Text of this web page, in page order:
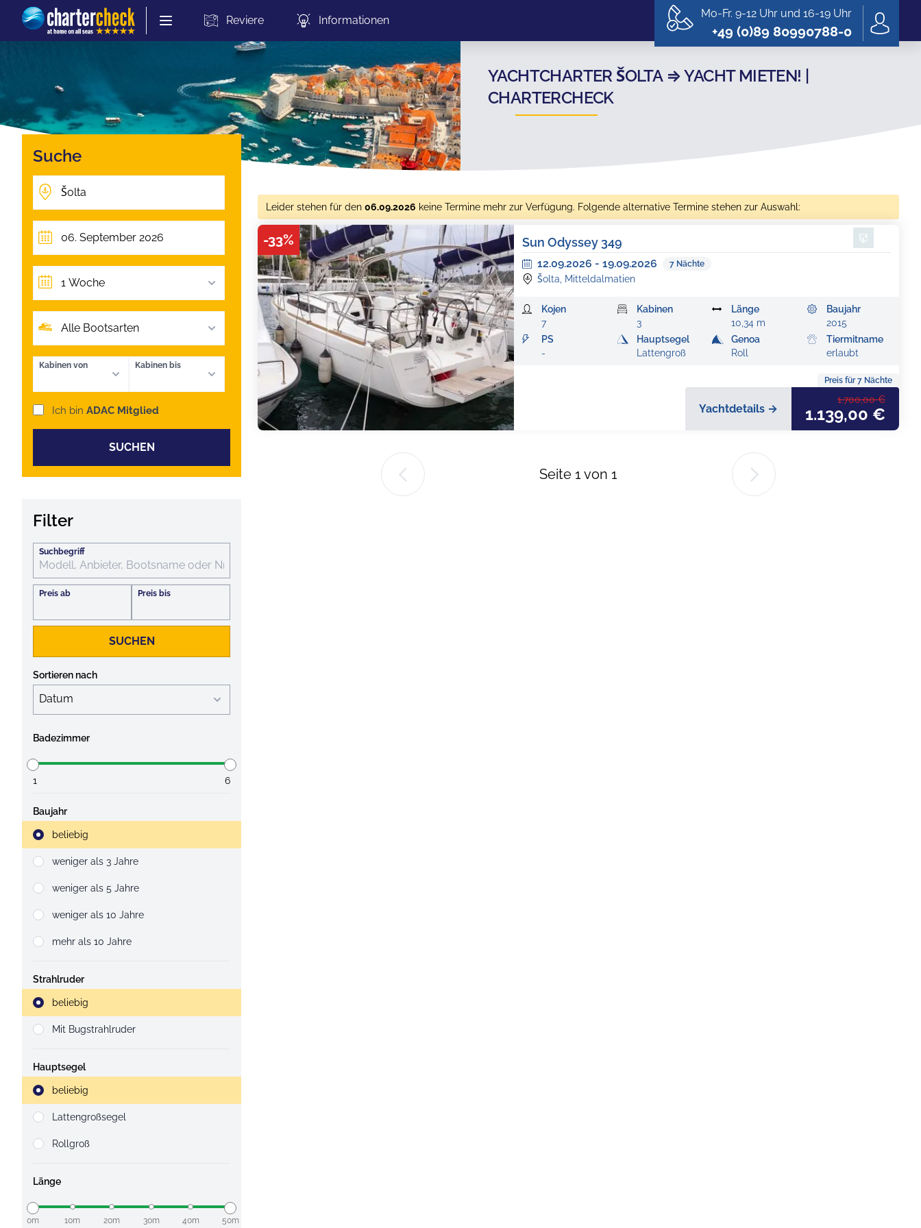
Chartercheck Reviere Informationen Mo-Fr. 9-12 Uhr und 16-19 Uhr
+49 (0)89 80990788-0
YACHTCHARTER ŠOLTA ⇒ YACHT MIETEN! |
CHARTERCHECK
Suche
1 Woche
Alle Bootsarten
Kabinen von Kabinen bis
Ich bin ADAC Mitglied
SUCHEN
Filter
Suchbegriff
Preis ab Preis bis
SUCHEN
Sortieren nach
Badezimmer
1 6
Baujahr
Strahlruder
beliebig
weniger als 3 Jahre
weniger als 5 Jahre
weniger als 10 Jahre
mehr als 10 Jahre
Strahlruder
Strahlruder
beliebig
Mit Bugstrahlruder
Hauptsegel
Strahlruder
beliebig
Lattengroßsegel
Rollgroß
Länge
0m 10m 20m 30m 40m 50m
Leider stehen für den 06.09.2026 keine Termine mehr zur Verfügung. Folgende alternative Termine stehen zur Auswahl:
-33% Sun Odyssey 349
12.09.2026 - 19.09.2026 7 Nächte
Šolta, Mitteldalmatien
Kojen
7
Kabinen
3
Länge
10,34 m
Baujahr
2015
PS
-
Hauptsegel
Lattengroß
Genoa
Roll
Tiermitname
erlaubt
Preis für 7 Nächte
Yachtdetails →
1.700,00 €
1.139,00 €
Seite 1von 1